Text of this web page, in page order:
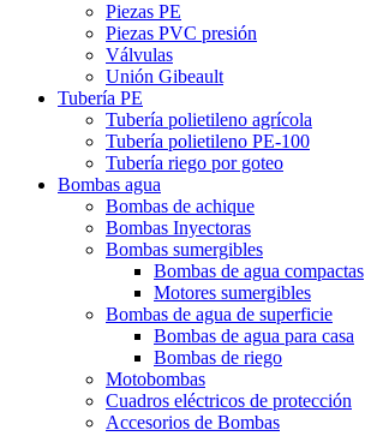
Piezas PE
Piezas PVC presión
Válvulas
Unión Gibeault
Tubería PE
Tubería polietileno agrícola
Tubería polietileno PE-100
Tubería riego por goteo
Bombas agua
Bombas de achique
Bombas Inyectoras
Bombas sumergibles
Bombas de agua compactas
Motores sumergibles
Bombas de agua de superficie
Bombas de agua para casa
Bombas de riego
Motobombas
Cuadros eléctricos de protección
Accesorios de Bombas